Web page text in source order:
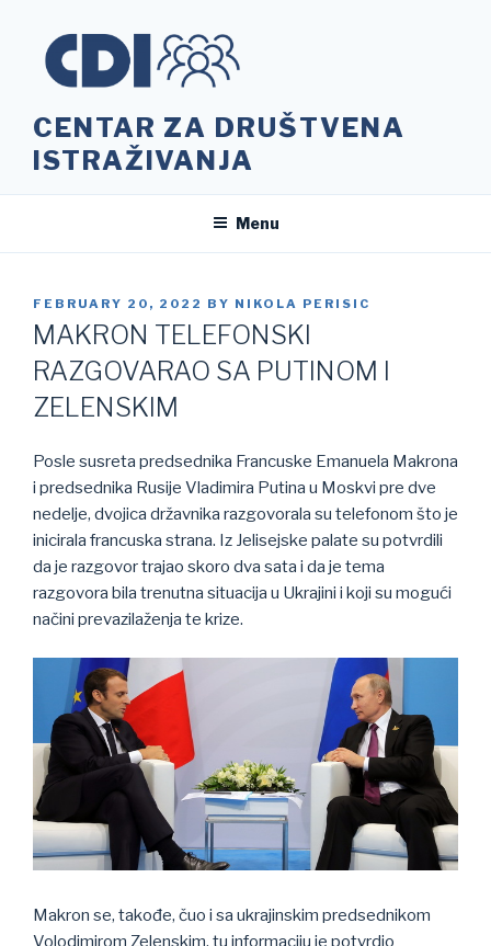
content
CENTAR ZA DRUŠTVENA
ISTRAŽIVANJA
Menu
POSTED
ON
FEBRUARY 20, 2022 BY NIKOLA PERISIC
MAKRON TELEFONSKI
RAZGOVARAO SA PUTINOM I
ZELENSKIM
Posle susreta predsednika Francuske Emanuela Makrona
i predsednika Rusije Vladimira Putina u Moskvi pre dve
nedelje, dvojica državnika razgovorala su telefonom što je
inicirala francuska strana. Iz Jelisejske palate su potvrdili
da je razgovor trajao skoro dva sata i da je tema
razgovora bila trenutna situacija u Ukrajini i koji su mogući
načini prevazilaženja te krize.
Makron se, takođe, čuo i sa ukrajinskim predsednikom
Volodimirom Zelenskim, tu informaciju je potvrdio